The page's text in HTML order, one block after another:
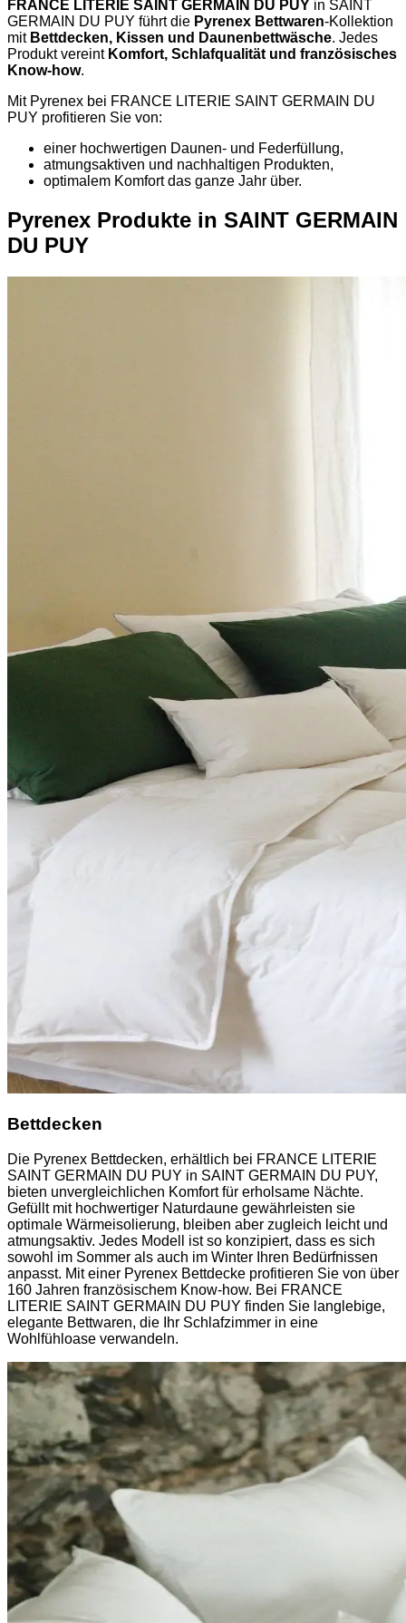
FRANCE LITERIE SAINT GERMAIN DU PUY in SAINT
GERMAIN DU PUY führt die Pyrenex Bettwaren-Kollektion
mit Bettdecken, Kissen und Daunenbettwäsche. Jedes
Produkt vereint Komfort, Schlafqualität und französisches
Know-how.
Mit Pyrenex bei FRANCE LITERIE SAINT GERMAIN DU
PUY profitieren Sie von:
einer hochwertigen Daunen- und Federfüllung,
atmungsaktiven und nachhaltigen Produkten,
optimalem Komfort das ganze Jahr über.
Pyrenex Produkte in SAINT GERMAIN
DU PUY
Bettdecken
Die Pyrenex Bettdecken, erhältlich bei FRANCE LITERIE
SAINT GERMAIN DU PUY in SAINT GERMAIN DU PUY,
bieten unvergleichlichen Komfort für erholsame Nächte.
Gefüllt mit hochwertiger Naturdaune gewährleisten sie
optimale Wärmeisolierung, bleiben aber zugleich leicht und
atmungsaktiv. Jedes Modell ist so konzipiert, dass es sich
sowohl im Sommer als auch im Winter Ihren Bedürfnissen
anpasst. Mit einer Pyrenex Bettdecke profitieren Sie von über
160 Jahren französischem Know-how. Bei FRANCE
LITERIE SAINT GERMAIN DU PUY finden Sie langlebige,
elegante Bettwaren, die Ihr Schlafzimmer in eine
Wohlfühloase verwandeln.